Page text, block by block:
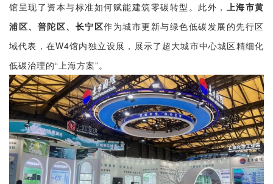
馆呈现了资本与标准如何赋能建筑零碳转型。此外， 上海市黄
浦区、普陀区、长宁区作为城市更新与绿色低碳发展的先行区
域代表，在W4馆内独立设展，展示了超大城市中心城区精细化
低碳治理的“上海方案”。